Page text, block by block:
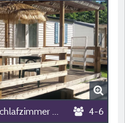
Mobilheim Cottage Clim - 2 Schlafzimmer + Klimaanlage 4-6